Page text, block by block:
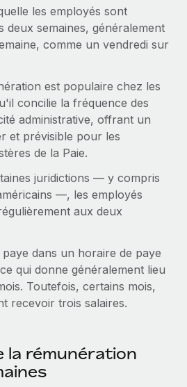
freelances partout dans le monde
flux de travail en toute simplicité
intégrées pour votre équipe
avec des outils essentiels
par rapport aux autres
et internationales pour les RH et la
en pleine croissance
avec des solutions RH sur
pour les grandes entreprises
de la tech
vos opportunités de partenariat
des freelances
et les talents
Connexion
les employés sont
deux semaines, généralement
comme un vendredi sur
est populaire chez les
concilie la fréquence des
administrative, offrant un
et prévisible pour les
de la Paie.
juridictions — y compris
—, les employés
aux deux
dans un horaire de paye
qui donne généralement lieu
Toutefois, certains mois,
recevoir trois salaires.
la rémunération